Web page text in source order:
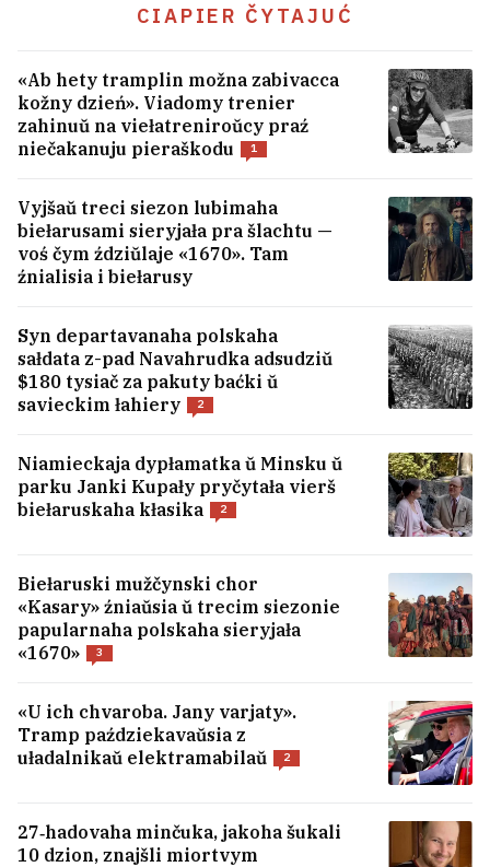
CIAPIER ČYTAJUĆ
«Ab hety tramplin možna zabivacca
kožny dzień». Viadomy trenier
zahinuŭ na viełatreniroŭcy praź
niečakanuju pieraškodu
1
Vyjšaŭ treci siezon lubimaha
biełarusami sieryjała pra šlachtu —
voś čym ździŭlaje «1670». Tam
źnialisia i biełarusy
Syn departavanaha polskaha
sałdata z-pad Navahrudka adsudziŭ
$180 tysiač za pakuty baćki ŭ
savieckim łahiery
2
Niamieckaja dypłamatka ŭ Minsku ŭ
parku Janki Kupały pryčytała vierš
biełaruskaha kłasika
2
Biełaruski mužčynski chor
«Kasary» źniaŭsia ŭ trecim siezonie
papularnaha polskaha sieryjała
«1670»
3
«U ich chvaroba. Jany varjaty».
Tramp paździekavaŭsia z
uładalnikaŭ elektramabilaŭ
2
27‑hadovaha minčuka, jakoha šukali
10 dzion, znajšli miortvym
«Nie abaviazanyja». Strachavaja
kampanija admoviła biełarusu ŭ
padaŭžeńni polisa paśla bujnoj vypłaty
Śpioka. Jak pieražyć i jak pavodzić siabie ŭ
takoje nadvorje?
1
Čamu mužčyn pryciahvajuć žanočyja
azadki? Navukoŭcy i heta patłumačyli
37
zastaŭsia prezidentam FIFA